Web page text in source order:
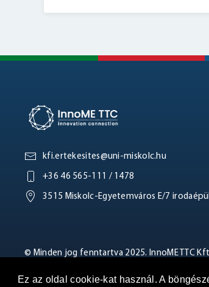
Ez az oldal cookie-kat használ. A
kfi.ertekesites@uni-miskolc.hu
+36 46 565-111 / 1478
3515 Miskolc-Egyetemváros E/7
© Minden jog fenntartva 2025. InnoME TTC